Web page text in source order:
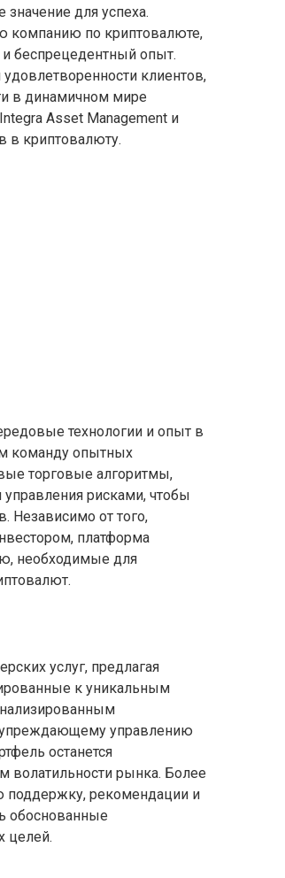
для успеха.
компанию по криптовалюте,
беспрецедентный опыт.
клиентов,
в динамичном мире
Asset Management и
в криптовалюту.
технологии и опыт в
команду опытных
торговые алгоритмы,
рисками, чтобы
Независимо от того,
платформа
необходимые для
услуг, предлагая
к уникальным
упреждающему управлению
останется
волатильности рынка. Более
поддержку, рекомендации и
обоснованные
целей.